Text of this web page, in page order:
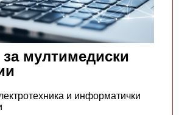
мултимедиски
и информатички